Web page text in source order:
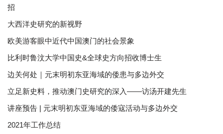
招
大西洋史研究的新视野
欧美游客眼中近代中国澳门的社会景象
比利时鲁汶大学中国史&全球史方向招收博士生
边关何处｜元末明初东亚海域的倭患与多边外交
立足新史料，推动澳门史研究的深入——访汤开建先生
讲座预告 | 元末明初东亚海域的倭寇活动与多边外交
2021年工作总结